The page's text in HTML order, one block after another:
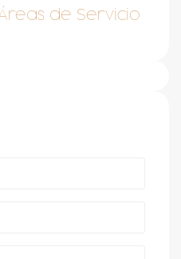
de Servicio